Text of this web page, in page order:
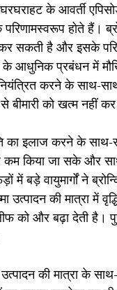
के आवर्ती
होते हैं।
कर सकती है और इसके
के आधुनिक प्रबंधन में
करने के साथ-
बीमारी को खत्म नहीं
का इलाज करने के
कम किया जा सके और
में बड़े वायुमार्गों ने
उत्पादन की मात्रा में
को और बढ़ा देती है।
की मात्रा के साथ-